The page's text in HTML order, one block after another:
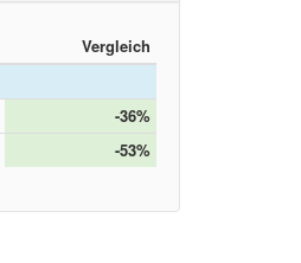
Vergleich
-36%
-53%